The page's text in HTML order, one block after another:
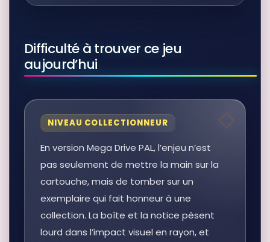
Difficulté à trouver ce jeu
aujourd’hui
NIVEAU COLLECTIONNEUR
En version Mega Drive PAL, l’enjeu n’est
pas seulement de mettre la main sur la
cartouche, mais de tomber sur un
exemplaire qui fait honneur à une
collection. La boîte et la notice pèsent
lourd dans l’impact visuel en rayon, et